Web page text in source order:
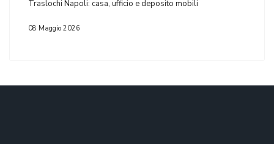
Traslochi Napoli: casa, ufficio e deposito mobili
08 Maggio 2026